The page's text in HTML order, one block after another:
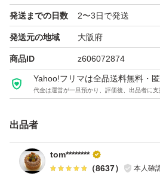
発送までの日数 2〜3日で発送
発送元の地域 大阪府
商品ID z606072874
Yahoo!フリマは全品送料無料・
代金は運営が一旦預かり、評価後、出品者に
出品者
tom********
（8637） 本人確